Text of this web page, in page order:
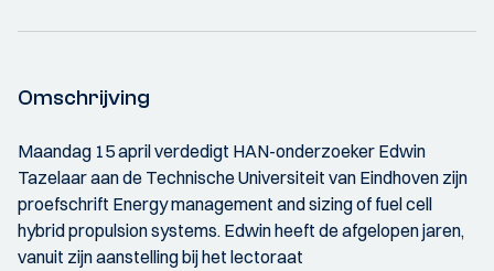
Omschrijving
Maandag 15 april verdedigt HAN-onderzoeker Edwin
Tazelaar aan de Technische Universiteit van Eindhoven zijn
proefschrift Energy management and sizing of fuel cell
hybrid propulsion systems. Edwin heeft de afgelopen jaren,
vanuit zijn aanstelling bij het lectoraat